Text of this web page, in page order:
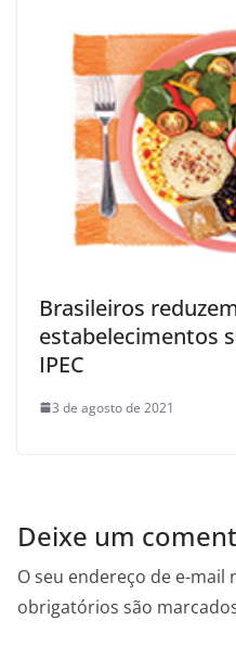
Brasileiros
estabelecimentos
IPEC
3 de agosto de 2021
Deixe um
O seu endereço de e-mail
obrigatórios são